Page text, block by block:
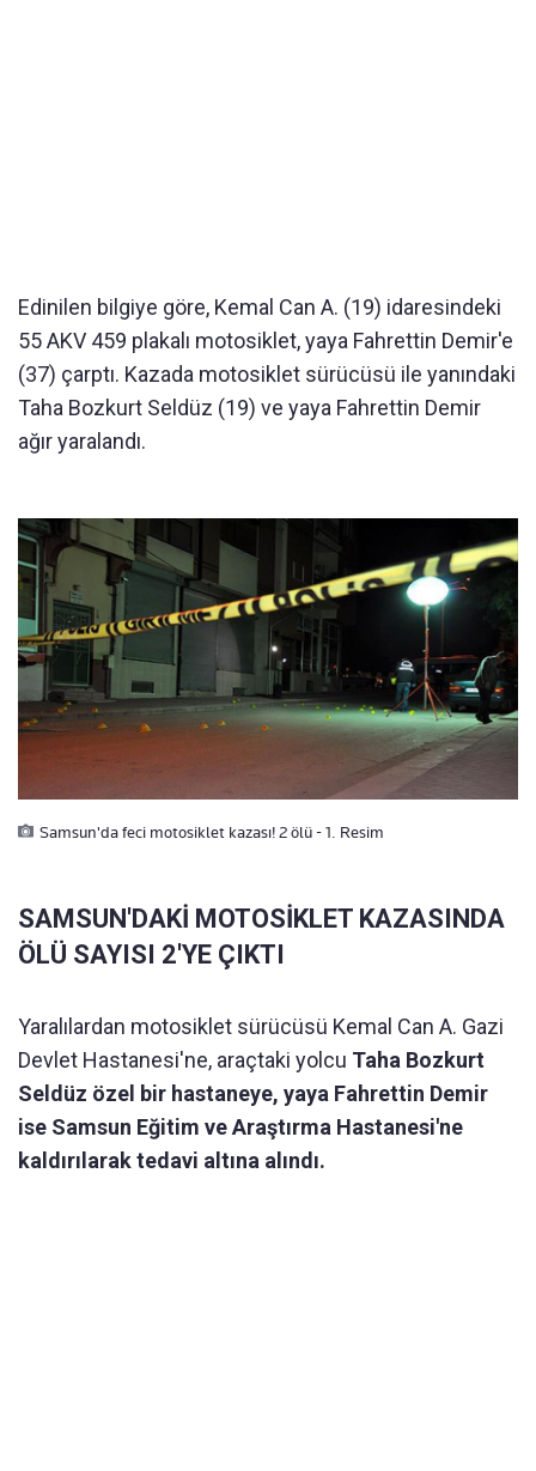
Edinilen bilgiye göre, Kemal Can A. (19) idaresindeki
55 AKV 459 plakalı motosiklet, yaya Fahrettin Demir'e
(37) çarptı. Kazada motosiklet sürücüsü ile yanındaki
Taha Bozkurt Seldüz (19) ve yaya Fahrettin Demir
ağır yaralandı.
Samsun'da feci motosiklet kazası! 2 ölü - 1. Resim
SAMSUN'DAKİ MOTOSİKLET KAZASINDA
ÖLÜ SAYISI 2'YE ÇIKTI
Yaralılardan motosiklet sürücüsü Kemal Can A. Gazi
Devlet Hastanesi'ne, araçtaki yolcu Taha Bozkurt
Seldüz özel bir hastaneye, yaya Fahrettin Demir
ise Samsun Eğitim ve Araştırma Hastanesi'ne
kaldırılarak tedavi altına alındı.